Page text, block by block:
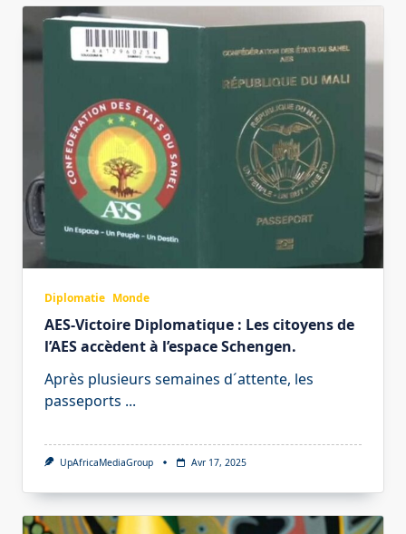
Diplomatie Monde
AES-Victoire Diplomatique : Les citoyens de
l’AES accèdent à l’espace Schengen.
Après plusieurs semaines d´attente, les
passeports ...
UpAfricaMediaGroup Avr 17, 2025